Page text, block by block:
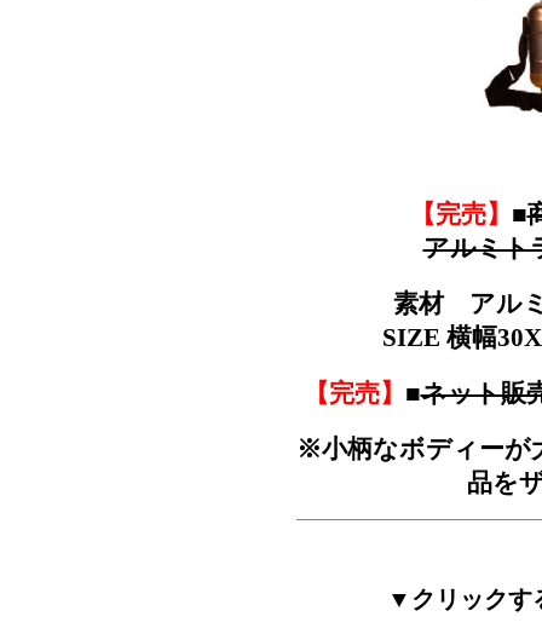
【完売】 ■
アルミト
素材 アルミ
SIZE 横幅
【完売】 ■ネット販
※小柄なボディーが
品を
▼クリックす